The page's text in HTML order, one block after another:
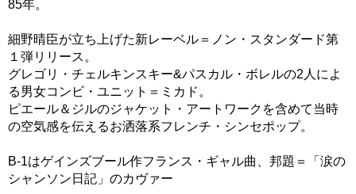
85年。
細野晴臣が立ち上げた新レーベル＝ノン・スタンダード第
１弾リリース。
グレゴリ・チェルキンスキー&パスカル・ボレルの2人によ
る男女コンビ・ユニット＝ミカド。
ピエール＆ジルのジャケット・アートワークを含めて当時
の空気感を伝えるお洒落系フレンチ・シンセポップ。
B-1はゲインズブール作フランス・ギャル曲、邦題＝「涙の
シャンソン日記」のカヴァー